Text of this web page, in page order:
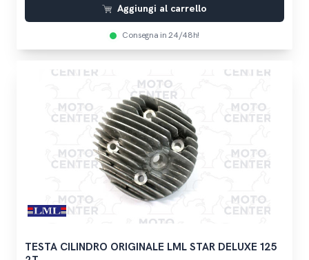
Aggiungi al carrello
Consegna in 24/48h!
TESTA CILINDRO ORIGINALE LML STAR DELUXE 125